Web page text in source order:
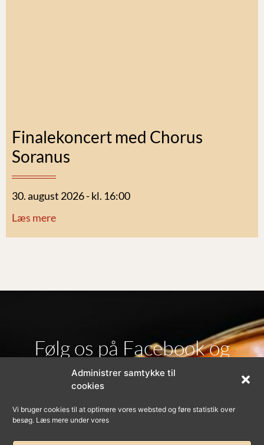
Administrer samtykke til
cookies
Vi bruger cookies til at optimere vores websted og føre statistik over
besøg. Læs mere under vores
Finalekoncert med Chorus
Soranus
30. august 2026 - kl. 16:00
Læs mere
Følg os på Facebook og
Instagram